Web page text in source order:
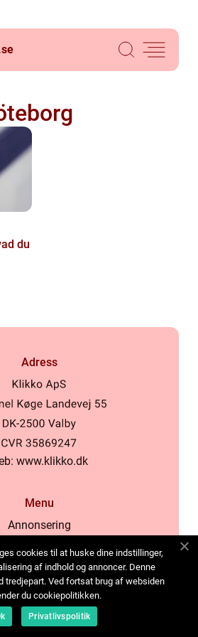
se
du
Adress
www.klikko.dk
Menu
Annonsering
Cookies
Kontakta oss
Sitemap
cookies til at huske dine indstillinger,
af indhold og annoncer. Denne
tredjepart. Ved fortsat brug af websiden
du cookiepolitikken.
Privatlivspolitik